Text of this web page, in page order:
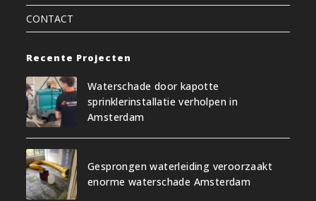
CONTACT
Recente Projecten
Waterschade door kapotte
sprinklerinstallatie verholpen in
Amsterdam
Gesprongen waterleiding veroorzaakt
enorme waterschade Amsterdam